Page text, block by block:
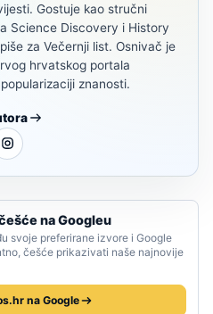
Gostuje kao stručni
Science Discovery i History
za Večernji list. Osnivač je
hrvatskog portala
znanosti.
na Googleu
svoje preferirane izvore i Google
češće prikazivati naše najnovije
na Google